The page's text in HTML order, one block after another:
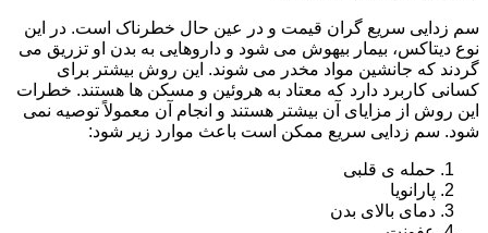
سم زدایی سریع گران قیمت و در عین حال خطرناک است. در این
نوع دیتاکس، بیمار بیهوش می شود و داروهایی به بدن او تزریق می
گردند که جانشین مواد مخدر می شوند. این روش بیشتر برای
کسانی کاربرد دارد که معتاد به هروئین و مسکن ها هستند. خطرات
این روش از مزایای آن بیشتر هستند و انجام آن معمولاً توصیه نمی
شود. سم زدایی سریع ممکن است باعث موارد زیر شود:
حمله ی قلبی
پارانویا
دمای بالای بدن